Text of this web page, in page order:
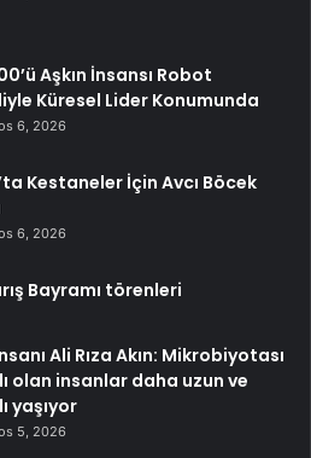
Aşkın İnsansı Robot
Küresel Lider Konumunda
6, 2026
Kestaneler İçin Avcı Böcek
6, 2026
Bayramı törenleri
Ali Rıza Akın: Mikrobiyotası
olan insanlar daha uzun ve
yaşıyor
5, 2026